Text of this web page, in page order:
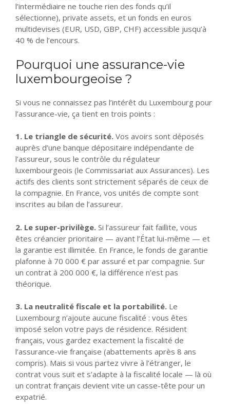
l’intermédiaire ne touche rien des fonds qu’il
sélectionne), private assets, et un fonds en euros
multidevises (EUR, USD, GBP, CHF) accessible jusqu’à
40 % de l’encours.
Pourquoi une assurance-vie
luxembourgeoise ?
Si vous ne connaissez pas l’intérêt du Luxembourg pour
l’assurance-vie, ça tient en trois points :
1. Le triangle de sécurité. Vos avoirs sont déposés
auprès d’une banque dépositaire indépendante de
l’assureur, sous le contrôle du régulateur
luxembourgeois (le Commissariat aux Assurances). Les
actifs des clients sont strictement séparés de ceux de
la compagnie. En France, vos unités de compte sont
inscrites au bilan de l’assureur.
2. Le super-privilège. Si l’assureur fait faillite, vous
êtes créancier prioritaire — avant l’État lui-même — et
la garantie est illimitée. En France, le fonds de garantie
plafonne à 70 000 € par assuré et par compagnie. Sur
un contrat à 200 000 €, la différence n’est pas
théorique.
3. La neutralité fiscale et la portabilité. Le
Luxembourg n’ajoute aucune fiscalité : vous êtes
imposé selon votre pays de résidence. Résident
français, vous gardez exactement la fiscalité de
l’assurance-vie française (abattements après 8 ans
compris). Mais si vous partez vivre à l’étranger, le
contrat vous suit et s’adapte à la fiscalité locale — là où
un contrat français devient vite un casse-tête pour un
expatrié.